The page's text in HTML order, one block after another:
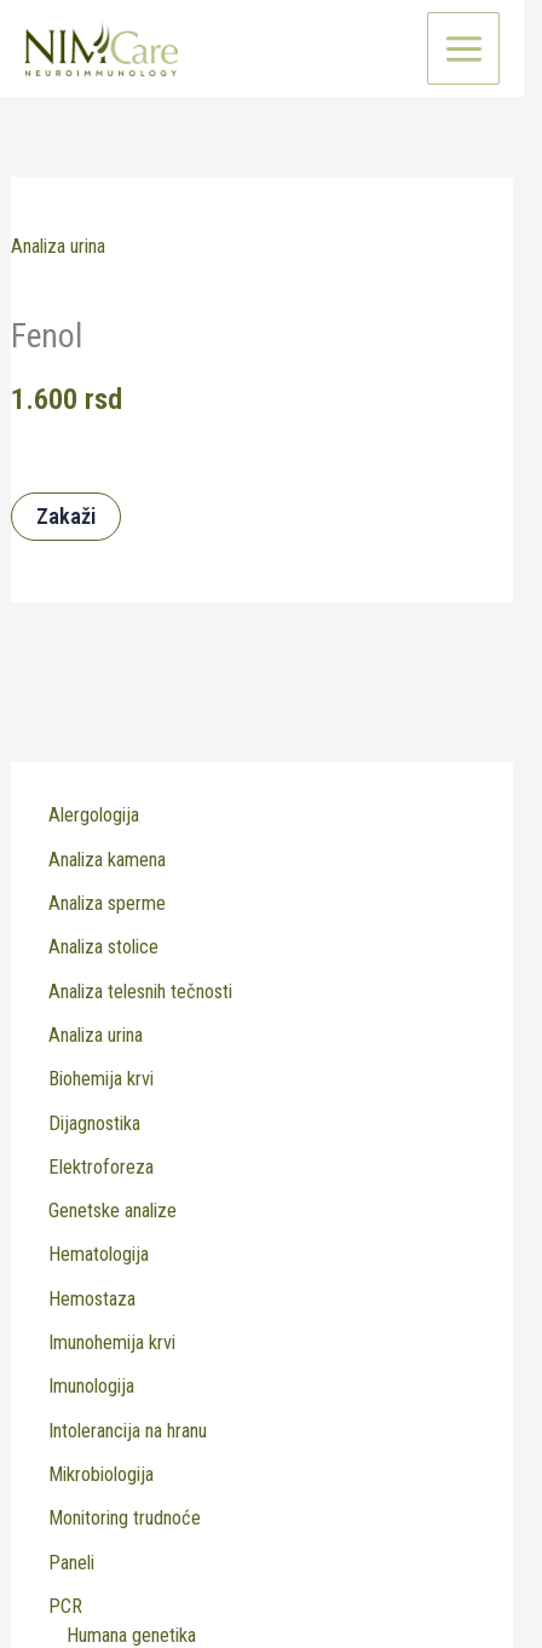
Analiza urina
Fenol
1.600 rsd
Zakaži
Alergologija
Analiza kamena
Analiza sperme
Analiza stolice
Analiza telesnih tečnosti
Analiza urina
Biohemija krvi
Dijagnostika
Elektroforeza
Genetske analize
Hematologija
Hemostaza
Imunohemija krvi
Imunologija
Intolerancija na hranu
Mikrobiologija
Monitoring trudnoće
Paneli
PCR
Humana genetika